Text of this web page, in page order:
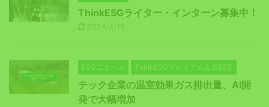
ThinkESGライター・インターン募集中！
2024/4/15
ESGニュース ThinkESGプレミアム会員限定
テック企業の温室効果ガス排出量、AI開
発で大幅増加